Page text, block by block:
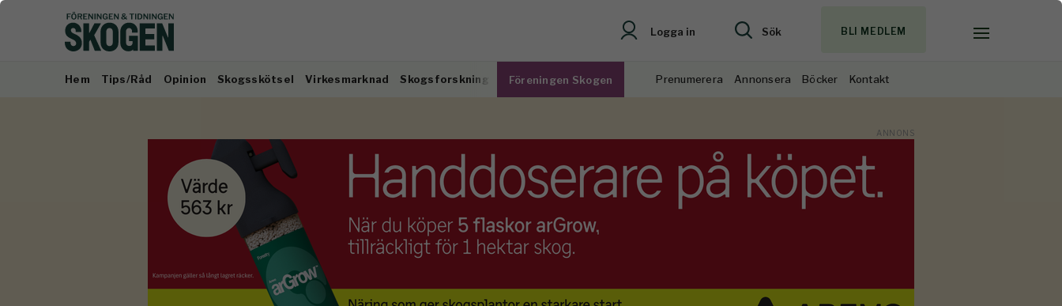
Logga in Sök BLI MEDLEM
Hem Tips/Råd Opinion Skogsskötsel Virkesmarknad Skogsforskning Föreningen Skogen Prenumerera Annonsera Böcker Kontakt